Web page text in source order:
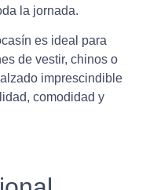
la jornada.
es ideal para
de vestir, chinos o
imprescindible
comodidad y